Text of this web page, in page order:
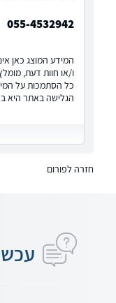
055-4532942
המידע המוצג כאן
ו/או חוות דעת,
כל הסתמכות על
הגלישה באתר היא
חזרה לפורום